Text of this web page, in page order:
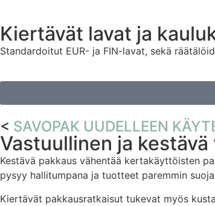
Kiertävät lavat ja
Standardoitut EUR- ja FIN-lavat, sekä
< SAVOPAK UUDELLEEN
Vastuullinen ja
Kestävä pakkaus vähentää kertakäyttöisten
pysyy hallitumpana ja tuotteet paremmin
Kiertävät pakkausratkaisut tukevat myös